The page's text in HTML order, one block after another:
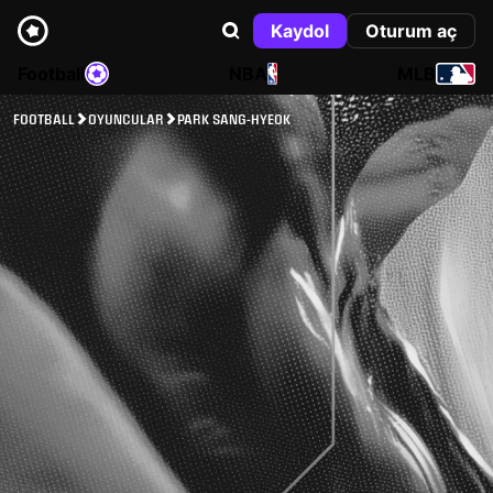
Kaydol
Oturum aç
NBA
FOOTBALL OYUNCULAR PARK SANG-HYEOK